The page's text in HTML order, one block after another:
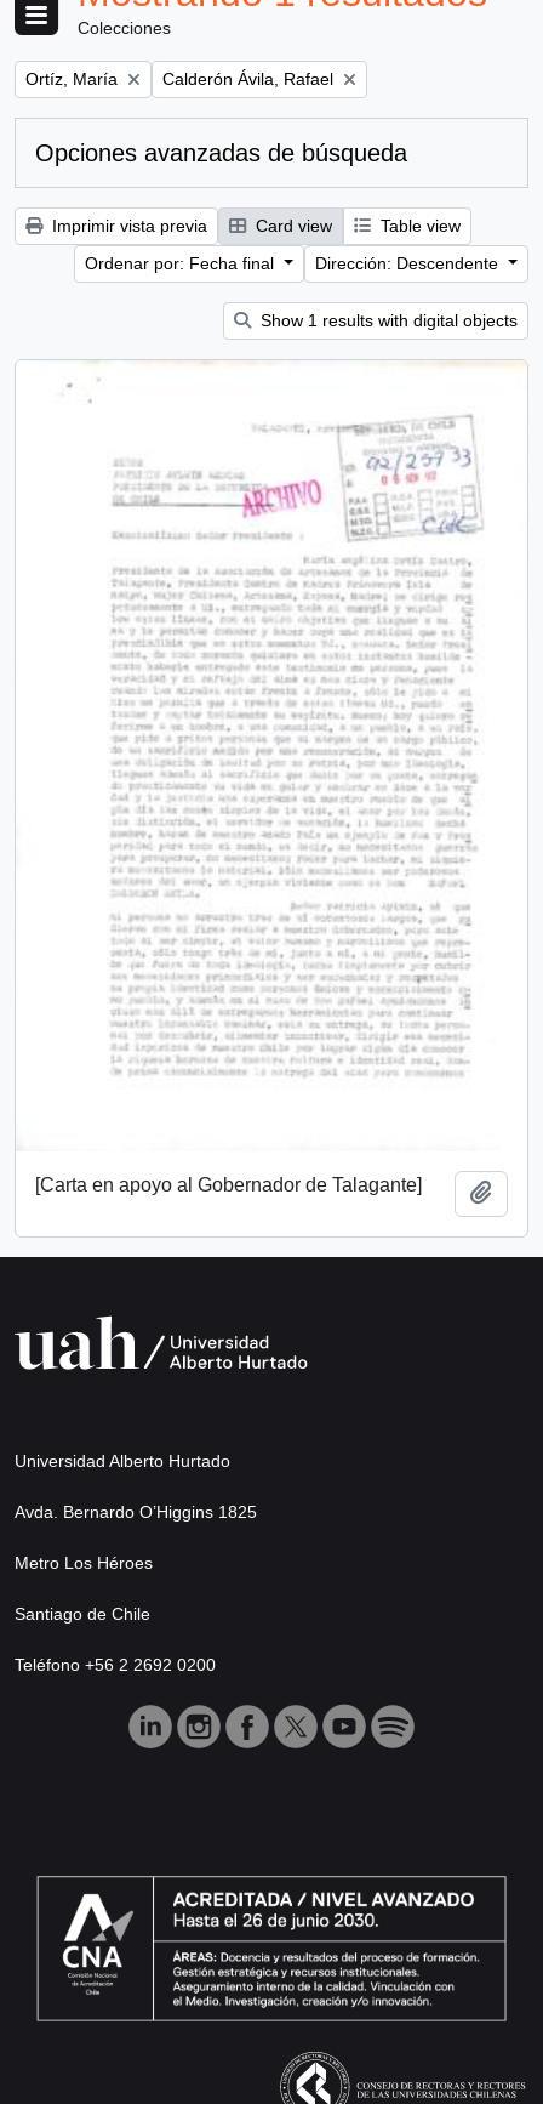
Colecciones
Remove filter:
Ortíz, María Remove filter:
Calderón Ávila, Rafael
Opciones avanzadas de búsqueda
Imprimir vista previa Card view
Table view
Ordenar por: Fecha final
Dirección: Descendente
Show 1 results with digital objects
[Carta en apoyo al Gobernador de Talagante]
Universidad Alberto Hurtado
Avda. Bernardo O’Higgins 1825
Metro Los Héroes
Santiago de Chile
Teléfono +56 2 2692 0200